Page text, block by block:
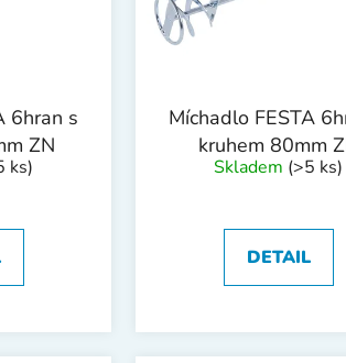
6hran s
ZN
ks)
Míchadlo FESTA
kruhem 80mm
Skladem (>5 ks)
DETAIL